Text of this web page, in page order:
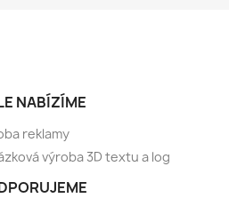
NABÍZÍME
reklamy
výroba 3D textu a log